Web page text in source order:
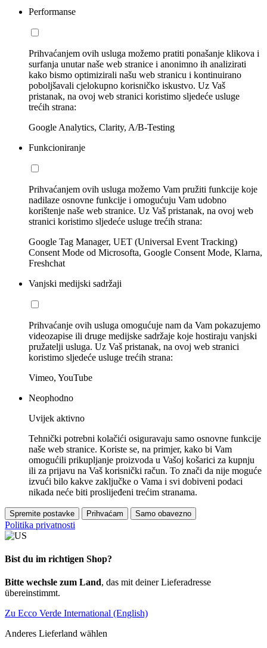
Performanse
Prihvaćanjem ovih usluga možemo pratiti ponašanje klikova i
surfanja unutar naše web stranice i anonimno ih analizirati
kako bismo optimizirali našu web stranicu i kontinuirano
poboljšavali cjelokupno korisničko iskustvo. Uz Vaš
pristanak, na ovoj web stranici koristimo sljedeće usluge
trećih strana:
Google Analytics, Clarity, A/B-Testing
Funkcioniranje
Prihvaćanjem ovih usluga možemo Vam pružiti funkcije koje
nadilaze osnovne funkcije i omogućuju Vam udobno
korištenje naše web stranice. Uz Vaš pristanak, na ovoj web
stranici koristimo sljedeće usluge trećih strana:
Google Tag Manager, UET (Universal Event Tracking)
Consent Mode od Microsofta, Google Consent Mode, Klarna,
Freshchat
Vanjski medijski sadržaji
Prihvaćanje ovih usluga omogućuje nam da Vam pokazujemo
videozapise ili druge medijske sadržaje koje hostiraju vanjski
pružatelji usluga. Uz Vaš pristanak, na ovoj web stranici
koristimo sljedeće usluge trećih strana:
Vimeo, YouTube
Neophodno
Uvijek aktivno
Tehnički potrebni kolačići osiguravaju samo osnovne funkcije
naše web stranice. Koriste se, na primjer, kako bi Vam
omogućili prikupljanje proizvoda u Vašoj košarici za kupnju
ili za prijavu na Vaš korisnički račun. To znači da nije moguće
izvući bilo kakve zaključke o Vama i svi dobiveni podaci
nikada neće biti proslijeđeni trećim stranama.
Spremite postavke Prihvaćam Samo obavezno
Politika privatnosti
Bist du im richtigen Shop?
Bitte wechsle zum Land, das mit deiner Lieferadresse
übereinstimmt.
Zu Ecco Verde International (English)
Anderes Lieferland wählen